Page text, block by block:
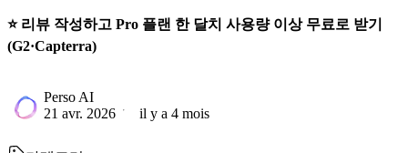
⭐ 리뷰 작성하고 Pro 플랜 한 달치 사용량 이상 무료로 받기
(G2·Capterra)
Perso AI
21 avr. 2026
il y a 4 mois